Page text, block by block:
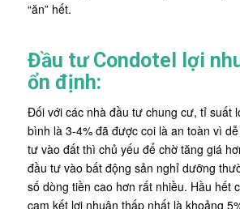
“ăn” hết.
Đầu tư Condotel lợi
ổn định:
Đối với các nhà đầu tư chung cư, tỉ suất
bình là 3-4% đã được coi là an toàn vì
tư vào đất thì chủ yếu để chờ tăng giá
đầu tư vào bất động sản nghỉ dưỡng
số dòng tiền cao hơn rất nhiều. Hầu hết
cam kết lợi nhuận thấp nhất là khoảng